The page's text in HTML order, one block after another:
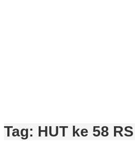
Tag: HUT ke 58